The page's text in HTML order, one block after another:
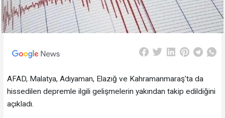
AFAD, Malatya, Adıyaman, Elazığ ve Kahramanmaraş'ta da
hissedilen depremle ilgili gelişmelerin yakından takip edildiğini
açıkladı.